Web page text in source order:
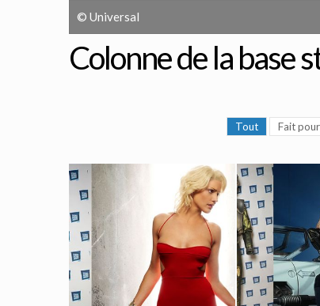
© Universal
Colonne de la base
Tout Fait